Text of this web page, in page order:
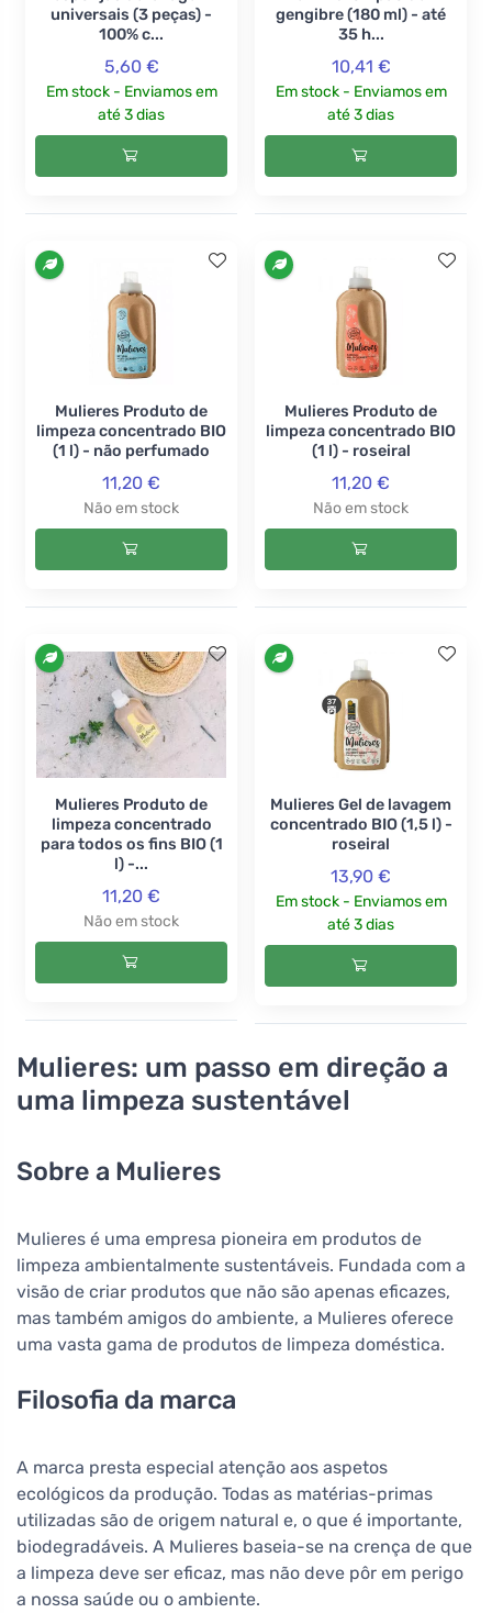
universais (3 peças) -
100% c...
5,60 €
Em stock - Enviamos em
até 3 dias
gengibre (180 ml) - até
35 h...
10,41 €
Em stock - Enviamos em
até 3 dias
Mulieres Produto de
limpeza concentrado BIO
(1 l) - não perfumado
11,20 €
Não em stock
Mulieres Produto de
limpeza concentrado BIO
(1 l) - roseiral
11,20 €
Não em stock
Mulieres Produto de
limpeza concentrado
para todos os fins BIO (1
l) -...
11,20 €
Não em stock
Mulieres Gel de lavagem
concentrado BIO (1,5 l) -
roseiral
13,90 €
Em stock - Enviamos em
até 3 dias
Mulieres: um passo em direção a
uma limpeza sustentável
Sobre a Mulieres
Mulieres é uma empresa pioneira em produtos de
limpeza ambientalmente sustentáveis. Fundada com a
visão de criar produtos que não são apenas eficazes,
mas também amigos do ambiente, a Mulieres oferece
uma vasta gama de produtos de limpeza doméstica.
Filosofia da marca
A marca presta especial atenção aos aspetos
ecológicos da produção. Todas as matérias-primas
utilizadas são de origem natural e, o que é importante,
biodegradáveis. A Mulieres baseia-se na crença de que
a limpeza deve ser eficaz, mas não deve pôr em perigo
a nossa saúde ou o ambiente.